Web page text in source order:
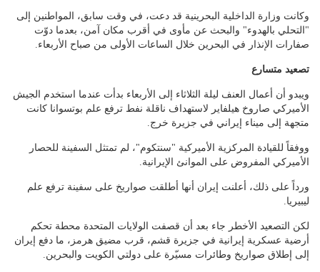
وكانت وزارة الداخلية البحرينية قد دعت، في وقت سابق، المواطنين إلى
"التحلي بالهدوء" والبحث عن مأوى في أقرب مكان آمن، بعدما دوّت
صفارات الإنذار في البحرين خلال الساعات الأولى من صباح الأربعاء.
تصعيد متسارع
ويبدو أن أعمال العنف ليلة الثلاثاء إلى الأربعاء بدأت عندما استخدم الجيش
الأميركي صاروخ هيلفاير لاستهداف ناقلة نفط ترفع علم بوتسوانا كانت
متجهة إلى ميناء إيراني في جزيرة خرج.
ووفقاً للقيادة المركزية الأميركية "سنتكوم"، لم تمتثل السفينة للحصار
الأميركي المفروض على الموانئ الإيرانية.
ورداً على ذلك، أعلنت إيران أنها أطلقت صواريخ على سفينة ترفع علم
ليبيريا.
لكن التصعيد الأخطر جاء بعد أن قصفت الولايات المتحدة محطة تحكم
أرضية عسكرية إيرانية في جزيرة قشم، قرب مضيق هرمز، ما دفع إيران
إلى إطلاق صواريخ وطائرات مسيّرة على دولتي الكويت والبحرين.